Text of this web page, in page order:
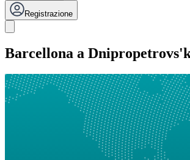
Registrazione
Barcellona a